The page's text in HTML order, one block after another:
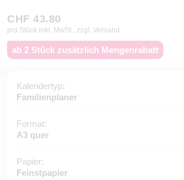
CHF 43.80
pro Stück inkl. MwSt., zzgl. Versand
ab 2 Stück zusätzlich Mengenrabatt
Kalendertyp:
Familienplaner
Format:
A3 quer
Papier:
Feinstpapier